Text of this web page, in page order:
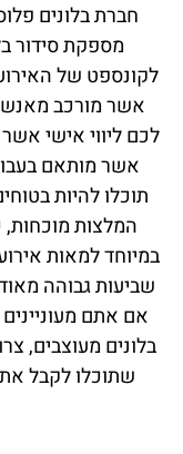
חברת בלונים
מספקת סידור
לקונספט של
אשר מורכב
לכם ליווי אישי
אשר מותאם
תוכלו להיות
המלצות מוכחות,
במיוחד למאות
שביעות גבוהה
אם אתם
בלונים מעוצבים,
שתוכלו לקבל את